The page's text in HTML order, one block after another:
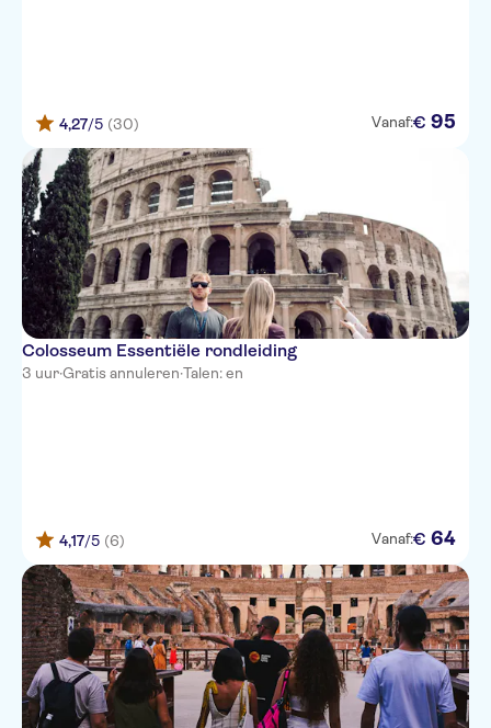
4,27/5 (30) Vanaf:€ 95
Colosseum Essentiële rondleiding
3 uur·Gratis annuleren·Talen: en
4,17/5 (6) Vanaf:€ 64